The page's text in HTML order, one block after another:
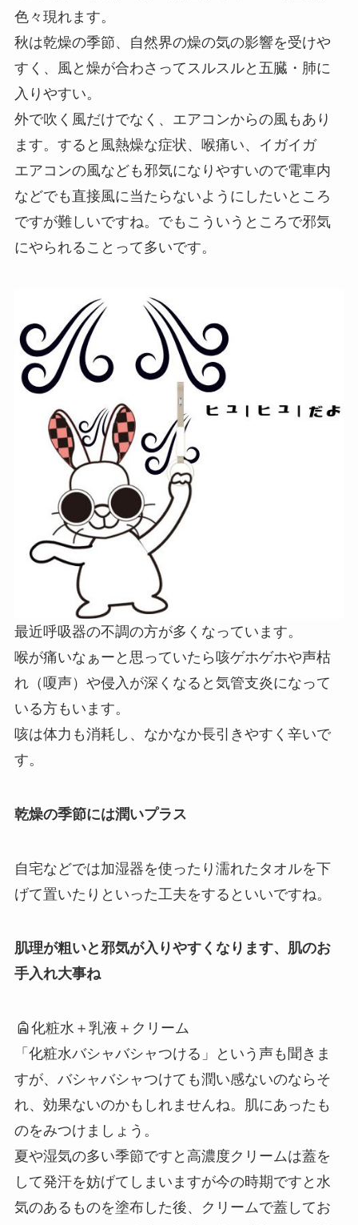
色々現れます。
秋は乾燥の季節、自然界の燥の気の影響を受けや
すく、風と燥が合わさってスルスルと五臓・肺に
入りやすい。
外で吹く風だけでなく、エアコンからの風もあり
ます。すると風熱燥な症状、喉痛い、イガイガ
エアコンの風なども邪気になりやすいので電車内
などでも直接風に当たらないようにしたいところ
ですが難しいですね。でもこういうところで邪気
にやられることって多いです。
最近呼吸器の不調の方が多くなっています。
喉が痛いなぁーと思っていたら咳ゲホゲホや声枯
れ（嗄声）や侵入が深くなると気管支炎になって
いる方もいます。
咳は体力も消耗し、なかなか長引きやすく辛いで
す。
乾燥の季節には潤いプラス
自宅などでは加湿器を使ったり濡れたタオルを下
げて置いたりといった工夫をするといいですね。
肌理が粗いと邪気が入りやすくなります、肌のお
手入れ大事ね
化粧水＋乳液＋クリーム
「化粧水バシャバシャつける」という声も聞きま
すが、バシャバシャつけても潤い感ないのならそ
れ、効果ないのかもしれませんね。肌にあったも
のをみつけましょう。
夏や湿気の多い季節ですと高濃度クリームは蓋を
して発汗を妨げてしまいますが今の時期ですと水
気のあるものを塗布した後、クリームで蓋してお